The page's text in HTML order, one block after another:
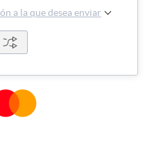
a la que desea enviar